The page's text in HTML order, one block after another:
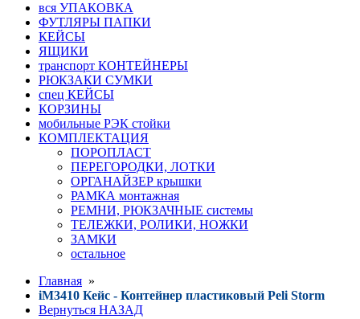
вся УПАКОВКА
ФУТЛЯРЫ ПАПКИ
КЕЙСЫ
ЯЩИКИ
транспорт КОНТЕЙНЕРЫ
РЮКЗАКИ СУМКИ
спец КЕЙСЫ
КОРЗИНЫ
мобильные РЭК стойки
КОМПЛЕКТАЦИЯ
ПОРОПЛАСТ
ПЕРЕГОРОДКИ, ЛОТКИ
ОРГАНАЙЗЕР крышки
РАМКА монтажная
РЕМНИ, РЮКЗАЧНЫЕ системы
ТЕЛЕЖКИ, РОЛИКИ, НОЖКИ
ЗАМКИ
остальное
Главная »
iM3410 Кейс - Контейнер пластиковый Peli Storm
Вернуться НАЗАД